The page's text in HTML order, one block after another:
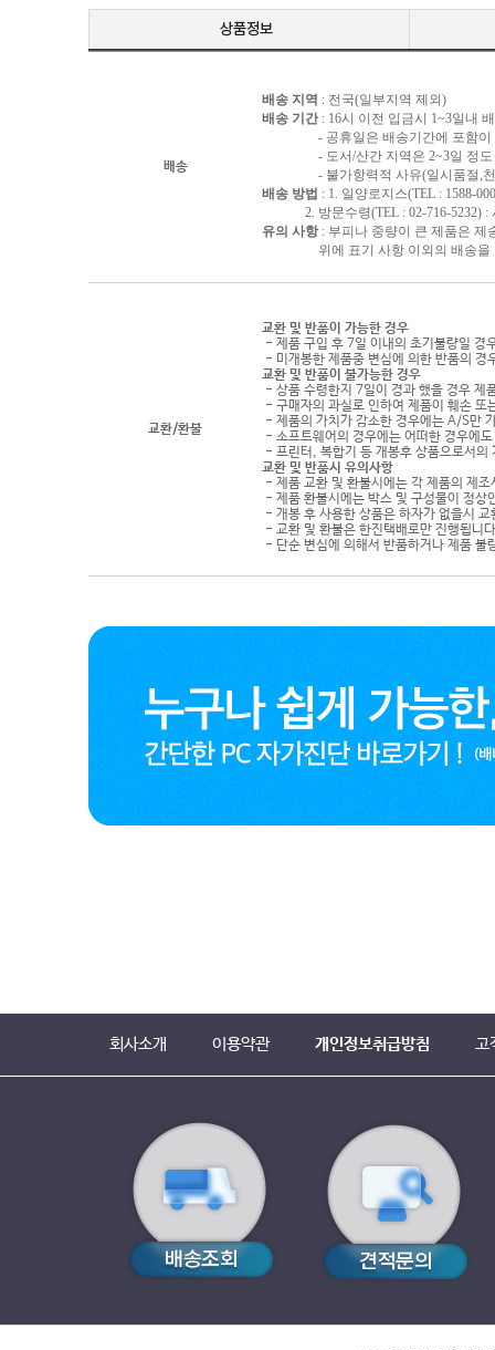
배송
배송 지역 : 전국(일부지역 제외)
배송 기간 : 16시 이전 입금시 1~3일내
- 공휴일은 배송기간에 포함이
- 도서/산간 지역은 2~3일 정도
- 불가항력적 사유(일시품절,천재
배송 방법 : 1. 일양로지스(TEL : 1588-
2. 방문수령(TEL : 02-716-5232) :
유의 사항: 부피나 중량이 큰 제품은 제
위에 표기 사항 이외의 배송을 원
교환/환불
교환 및 반품이 가능한 경우
- 제품 구입 후 7일 이내의 초기불량일 경
- 미개봉한 제품중 변심에 의한 반품의 경
교환 및 반품이 불가능한 경우
- 상품 수령한지 7일이 경과 했을 경우 제
- 구매자의 과실로 인하여 제품이 훼손 또
- 제품의 가치가 감소한 경우에는 A/S만
- 소프트웨어의 경우에는 어떠한 경우에
- 프린터, 복합기 등 개봉후 상품으로서의
교환 및 반품시 유의사항
- 제품 교환 및 환불시에는 각 제품의 제
- 제품 환불시에는 박스 및 구성물이 정상
- 개봉 후 사용한 상품은 하자가 없을시
- 교환 및 환불은 한진택배로만 진행됩니
- 단순 변심에 의해서 반품하거나 제품
회사소개 이용약관 개인정보취급방침 고